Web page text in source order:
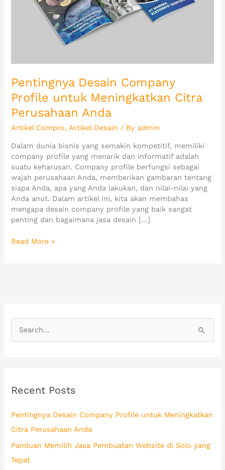
Pentingnya Desain Company
Profile untuk Meningkatkan Citra
Perusahaan Anda
Artikel Compro,Artikel Desain / By admin
Dalam dunia bisnis yang semakin kompetitif, memiliki
company profile yang menarik dan informatif adalah
suatu keharusan. Company profile berfungsi sebagai
wajah perusahaan Anda, memberikan gambaran tentang
siapa Anda, apa yang Anda lakukan, dan nilai-nilai yang
Anda anut. Dalam artikel ini, kita akan membahas
mengapa desain company profile yang baik sangat
penting dan bagaimana jasa desain […]
Perusahaan
Read More »
c
f
o
r
:
Recent Posts
Pentingnya Desain Company Profile untuk Meningkatkan
Citra Perusahaan Anda
Panduan Memilih Jasa Pembuatan Website di Solo yang
Tepat